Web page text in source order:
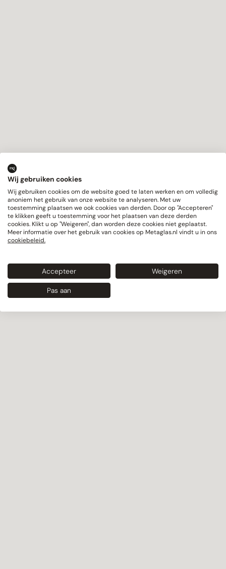
Wij gebruiken cookies
Wij gebruiken cookies om de website goed te laten werken en om volledig
anoniem het gebruik van onze website te analyseren. Met uw
toestemming plaatsen we ook cookies van derden. Door op "Accepteren"
te klikken geeft u toestemming voor het plaatsen van deze derden
cookies. Klikt u op "Weigeren", dan worden deze cookies niet geplaatst.
Meer informatie over het gebruik van cookies op Metaglas.nl vindt u in ons
cookiebeleid.
Accepteer Weigeren
Pas aan